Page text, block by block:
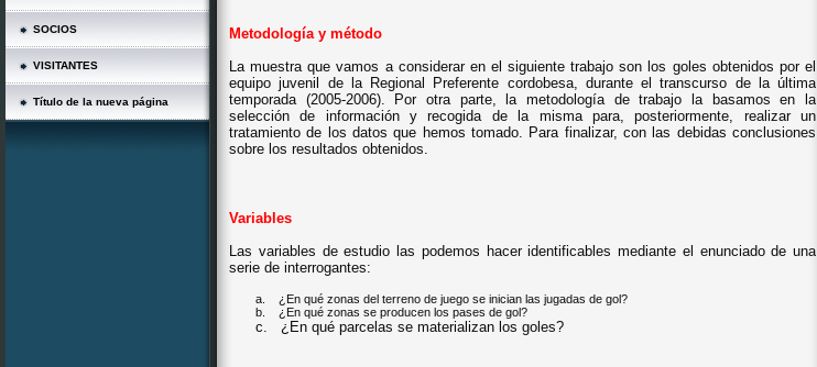
SOCIOS
VISITANTES
Título de la nueva página
Metodología y método
La muestra que vamos a considerar en el siguiente trabajo son los goles obtenidos por el
equipo juvenil de la Regional Preferente cordobesa, durante el transcurso de la última
temporada (2005-2006). Por otra parte, la metodología de trabajo la basamos en la
selección de información y recogida de la misma para, posteriormente, realizar un
tratamiento de los datos que hemos tomado. Para finalizar, con las debidas conclusiones
sobre los resultados obtenidos.
Variables
Las variables de estudio las podemos hacer identificables mediante el enunciado de una
serie de interrogantes:
a.
¿En qué zonas del terreno de juego se inician las jugadas de gol?
b.
¿En qué zonas se producen los pases de gol?
c. ¿En qué parcelas se materializan los goles?